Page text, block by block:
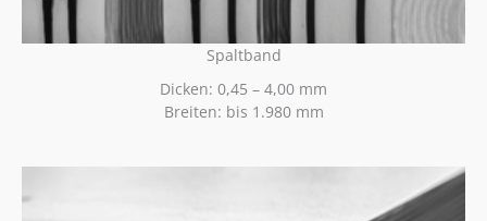
Spaltband
Dicken: 0,45 – 4,00 mm
Breiten: bis 1.980 mm